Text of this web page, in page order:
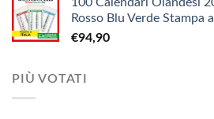
€9,90
originale
era:
€3,90.
attuale
è:
Rosso Blu Verde Stampa
€94,90
PIÙ VOTATI